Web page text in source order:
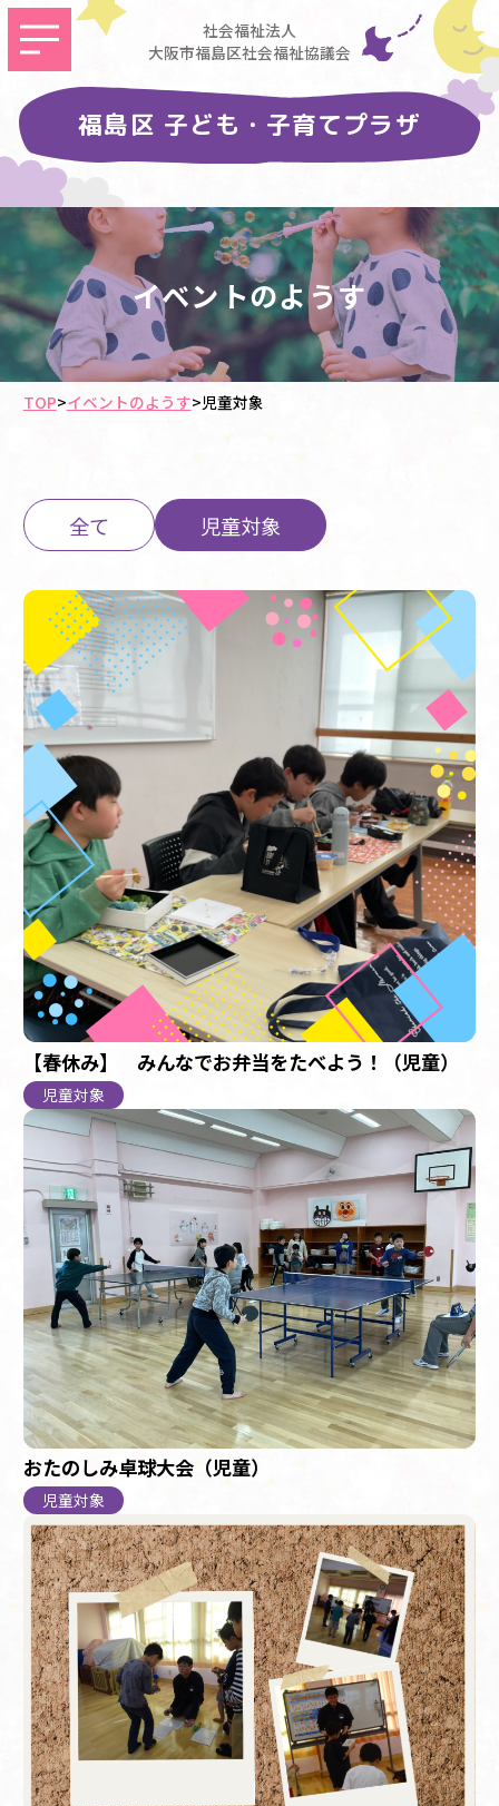
社会福祉法人
大阪市福島区社会福祉協議会
福島区 子ども・子育てプラザ
イベントのようす
TOP>イベントのようす>児童対象
全て 児童対象
【春休み】 みんなでお弁当をたべよう！（児童）
児童対象
おたのしみ卓球大会（児童）
児童対象